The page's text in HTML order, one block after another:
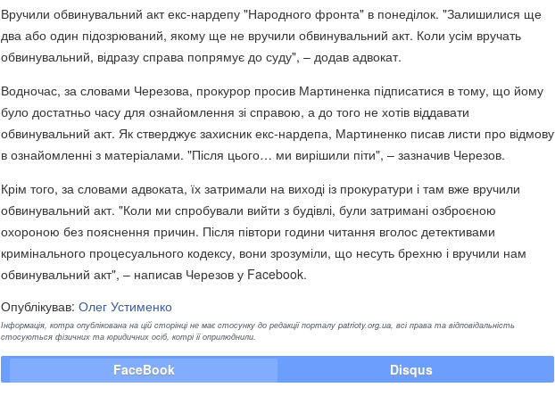
Вручили обвинувальний акт екс-нардепу "Народного фронта" в понеділок. "Залишилися ще
два або один підозрюваний, якому ще не вручили обвинувальний акт. Коли усім вручать
обвинувальний, відразу справа попрямує до суду", – додав адвокат.
Водночас, за словами Черезова, прокурор просив Мартиненка підписатися в тому, що йому
було достатньо часу для ознайомлення зі справою, а до того не хотів віддавати
обвинувальний акт. Як стверджує захисник екс-нардепа, Мартиненко писав листи про відмову
в ознайомленні з матеріалами. "Після цього… ми вирішили піти", – зазначив Черезов.
Крім того, за словами адвоката, їх затримали на виході із прокуратури і там вже вручили
обвинувальний акт. "Коли ми спробували вийти з будівлі, були затримані озброєною
охороною без пояснення причин. Після півтори години читання вголос детективами
кримінального процесуального кодексу, вони зрозуміли, що несуть брехню і вручили нам
обвинувальний акт", – написав Черезов у Facebook.
Опублікував: Олег Устименко
Інформація, котра опублікована на цій сторінці не має стосунку до редакції порталу patrioty.org.ua, всі права та відповідальність
стосуються фізичних та юридичних осіб, котрі її оприлюднили.
FaceBook Disqus